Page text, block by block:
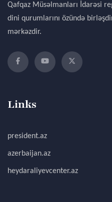
Qafqaz Müsəlmanları İdarəsi
dini qurumlarını özündə
mərkəzdir.
Links
president.az
azerbaijan.az
heydaraliyevcenter.az